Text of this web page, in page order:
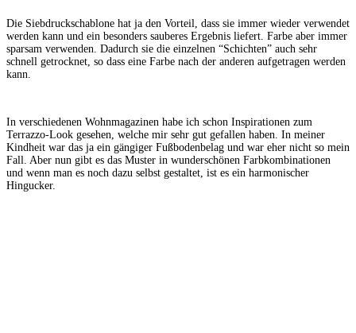
Die Siebdruckschablone hat ja den Vorteil, dass sie immer wieder verwendet
werden kann und ein besonders sauberes Ergebnis liefert. Farbe aber immer
sparsam verwenden. Dadurch sie die einzelnen “Schichten” auch sehr
schnell getrocknet, so dass eine Farbe nach der anderen aufgetragen werden
kann.
In verschiedenen Wohnmagazinen habe ich schon Inspirationen zum
Terrazzo-Look gesehen, welche mir sehr gut gefallen haben. In meiner
Kindheit war das ja ein gängiger Fußbodenbelag und war eher nicht so mein
Fall. Aber nun gibt es das Muster in wunderschönen Farbkombinationen
und wenn man es noch dazu selbst gestaltet, ist es ein harmonischer
Hingucker.